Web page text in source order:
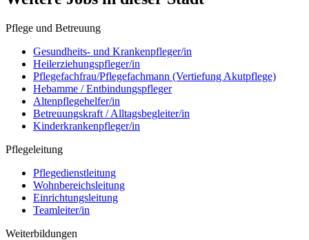
Pflege und Betreuung
Gesundheits- und Krankenpfleger/in
Heilerziehungspfleger/in
Pflegefachfrau/Pflegefachmann (Vertiefung Akutpflege)
Hebamme / Entbindungspfleger
Altenpflegehelfer/in
Betreuungskraft / Alltagsbegleiter/in
Kinderkrankenpfleger/in
Pflegeleitung
Pflegedienstleitung
Wohnbereichsleitung
Einrichtungsleitung
Teamleiter/in
Weiterbildungen